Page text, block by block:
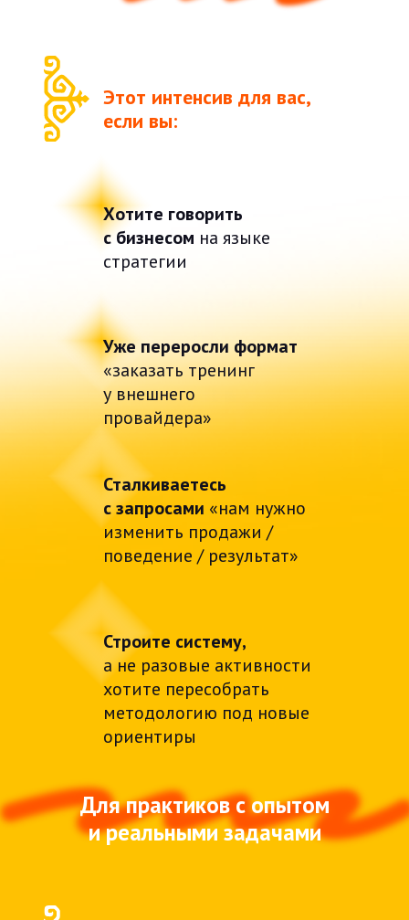
Этот интенсив для вас,
если вы:
Уже переросли формат
«заказать тренинг
у внешнего
провайдера»
Хотите говорить
с бизнесом на языке
стратегии
Сталкиваетесь
с запросами «нам нужно
изменить продажи /
поведение / результат»
Строите систему,
а не разовые активности
хотите пересобрать
методологию под новые
ориентиры
Для практиков с опытом
и реальными задачами